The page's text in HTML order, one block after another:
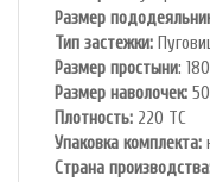
Размер
Тип застежки:
Размер простыни:
Размер наволочек:
Плотность: 220 ТС
Упаковка комплекта:
Cтрана